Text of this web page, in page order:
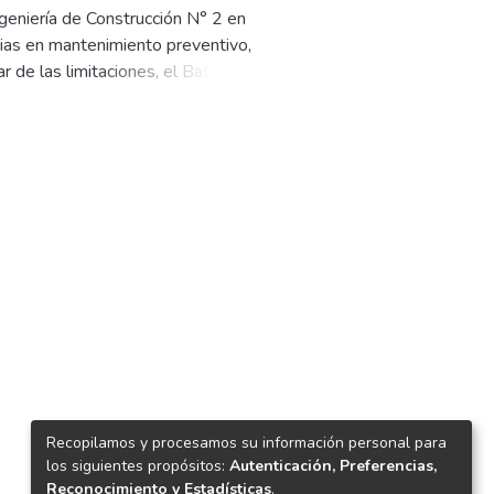
de Construcción N° 2 en
en mantenimiento preventivo,
las limitaciones, el Batallón
mejora de infraestructuras
Recopilamos y procesamos su información personal para
los siguientes propósitos: Autenticación, Preferencias,
Reconocimiento y Estadísticas.